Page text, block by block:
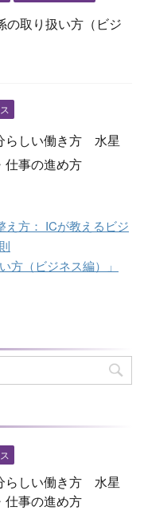
の取り扱い方（ビジ
らしい働き方 水星
仕事の進め方
え方： ICが教えるビジ
方（ビジネス編）」
らしい働き方 水星
仕事の進め方